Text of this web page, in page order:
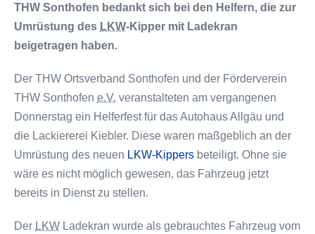
THW Sonthofen bedankt sich bei den Helfern, die zur
Umrüstung des LKW-Kipper mit Ladekran
beigetragen haben.
Der THW Ortsverband Sonthofen und der Förderverein
THW Sonthofen e.V. veranstalteten am vergangenen
Donnerstag ein Helferfest für das Autohaus Allgäu und
die Lackiererei Kiebler. Diese waren maßgeblich an der
Umrüstung des neuen LKW-Kippers beteiligt. Ohne sie
wäre es nicht möglich gewesen, das Fahrzeug jetzt
bereits in Dienst zu stellen.
Der LKW Ladekran wurde als gebrauchtes Fahrzeug vom